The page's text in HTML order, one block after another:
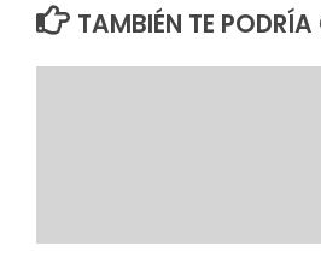
TAMBIÉN TE PODRÍA